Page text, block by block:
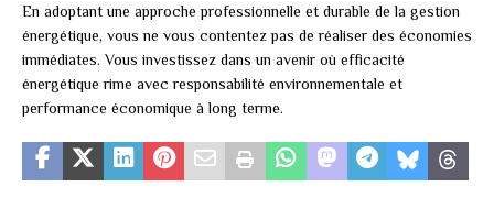
En adoptant une approche professionnelle et durable de la gestion
énergétique, vous ne vous contentez pas de réaliser des économies
immédiates. Vous investissez dans un avenir où efficacité
énergétique rime avec responsabilité environnementale et
performance économique à long terme.